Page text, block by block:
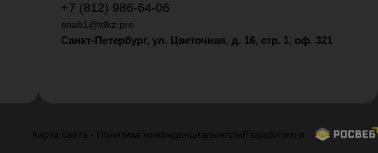
+7 (812) 986-64-06
snab1@tdkz.pro
Санкт-Петербург, ул. Цветочная, д. 16, стр. 1, оф. 321
Карта сайта - Политика конфиденциальности Разработано в